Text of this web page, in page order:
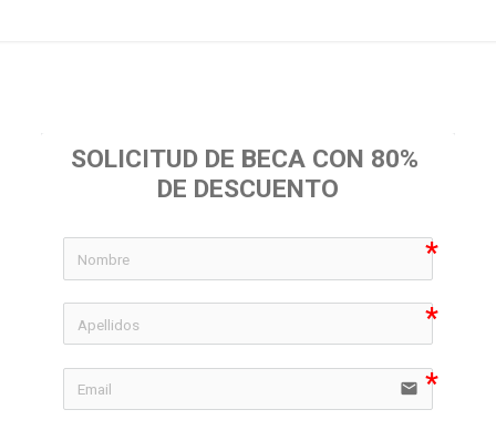
SOLICITUD DE BECA CON 80%
DE DESCUENTO
icon-
icon-
email